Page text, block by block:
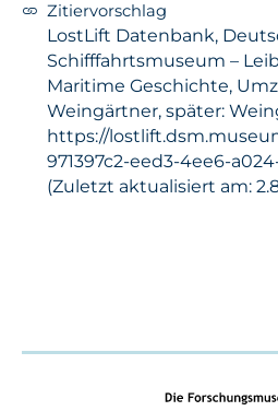
Zitiervorschlag
LostLift Datenbank,
Schifffahrtsmuseum –
Maritime Geschichte,
Weingärtner, später:
https://
971397c2-eed3-4ee6-
(Zuletzt aktualisiert am: